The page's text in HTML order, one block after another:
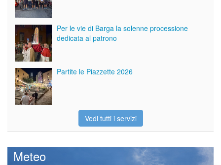
Per le vie di Barga la solenne processione
dedicata al patrono
Partite le Piazzette 2026
Vedi tutti i servizi
Meteo